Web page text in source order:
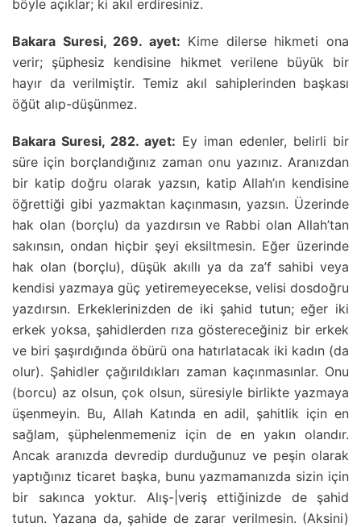
böyle açıklar; ki akıl erdiresiniz.
Bakara Suresi, 269. ayet: Kime dilerse hikmeti ona
verir; şüphesiz kendisine hikmet verilene büyük bir
hayır da verilmiştir. Temiz akıl sahiplerinden başkası
öğüt alıp-düşünmez.
Bakara Suresi, 282. ayet: Ey iman edenler, belirli bir
süre için borçlandığınız zaman onu yazınız. Aranızdan
bir katip doğru olarak yazsın, katip Allah’ın kendisine
öğrettiği gibi yazmaktan kaçınmasın, yazsın. Üzerinde
hak olan (borçlu) da yazdırsın ve Rabbi olan Allah’tan
sakınsın, ondan hiçbir şeyi eksiltmesin. Eğer üzerinde
hak olan (borçlu), düşük akıllı ya da za’f sahibi veya
kendisi yazmaya güç yetiremeyecekse, velisi dosdoğru
yazdırsın. Erkeklerinizden de iki şahid tutun; eğer iki
erkek yoksa, şahidlerden rıza göstereceğiniz bir erkek
ve biri şaşırdığında öbürü ona hatırlatacak iki kadın (da
olur). Şahidler çağırıldıkları zaman kaçınmasınlar. Onu
(borcu) az olsun, çok olsun, süresiyle birlikte yazmaya
üşenmeyin. Bu, Allah Katında en adil, şahitlik için en
sağlam, şüphelenmemeniz için de en yakın olandır.
Ancak aranızda devredip durduğunuz ve peşin olarak
yaptığınız ticaret başka, bunu yazmamanızda sizin için
bir sakınca yoktur. Alış-|veriş ettiğinizde de şahid
tutun. Yazana da, şahide de zarar verilmesin. (Aksini)